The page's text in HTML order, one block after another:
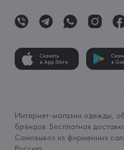
Скачать
в App Store
в
Интернет-магазин одежды,
брендов. Бесплатная
Самовывоз из фирменных